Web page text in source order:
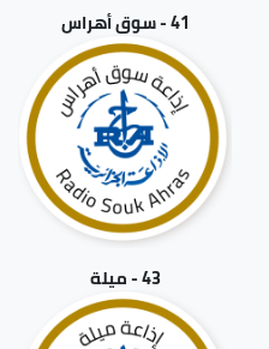
41 - سوق أهراس
43 - ميلة